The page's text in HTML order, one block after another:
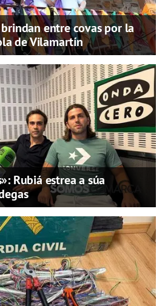
entre covas por la
de Vilamartín
Rubiá estrea a súa